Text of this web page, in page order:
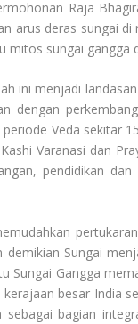
Raja
arus deras sungai
mitos sungai gangga
ini menjadi
dengan
periode Veda sekitar
Varanasi dan
pendidikan
demikian Sungai
Sungai Gangga
kerajaan besar India
sebagai bagian